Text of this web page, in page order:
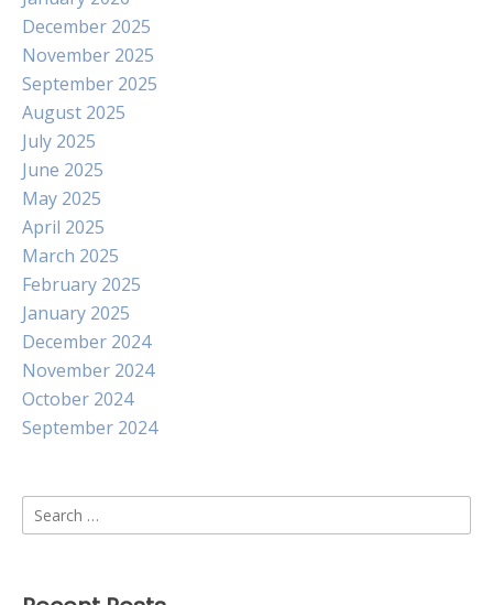
December 2025
November 2025
September 2025
August 2025
July 2025
June 2025
May 2025
April 2025
March 2025
February 2025
January 2025
December 2024
November 2024
October 2024
September 2024
Search
for: